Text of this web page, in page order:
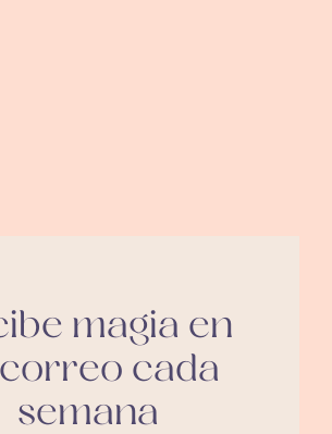
magia en
cada
semana